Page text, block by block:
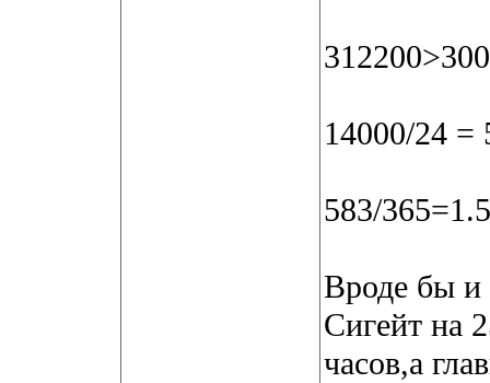
14000/24 =
583/
Вроде бы и
Сигейт на
часов,а